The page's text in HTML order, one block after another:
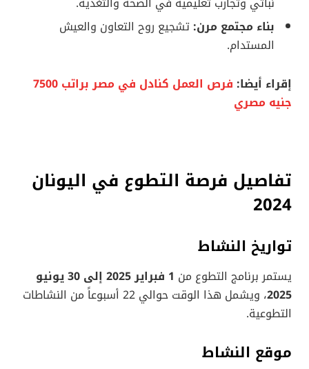
بناء مجتمع مرن: تشجيع روح التعاون والعيش
المستدام.
إقراء أيضا:
فرص العمل كنادل في مصر براتب 7500
جنيه مصري
تفاصيل فرصة التطوع في اليونان
2024
تواريخ النشاط
يستمر برنامج التطوع من
1 فبراير 2025 إلى 30 يونيو
2025
، ويشمل هذا الوقت حوالي 22 أسبوعاً من النشاطات
التطوعية.
موقع النشاط